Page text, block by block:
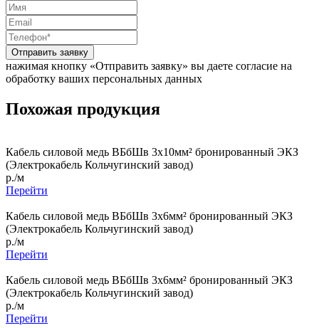
Отправить заявку
нажимая кнопку «Отправить заявку» вы даете согласие на
обработку ваших персональных данных
Похожая продукция
Кабель силовой медь ВБбШв 3x10мм² бронированный ЭКЗ
(Электрокабель Кольчугинский завод)
р./м
Перейти
Кабель силовой медь ВБбШв 3x6мм² бронированный ЭКЗ
(Электрокабель Кольчугинский завод)
р./м
Перейти
Кабель силовой медь ВБбШв 3x6мм² бронированный ЭКЗ
(Электрокабель Кольчугинский завод)
р./м
Перейти